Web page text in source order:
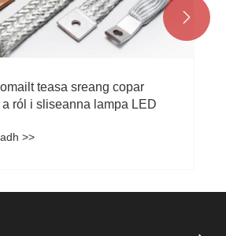
teasa sreang copar
ról i sliseanna lampa LED
>>
